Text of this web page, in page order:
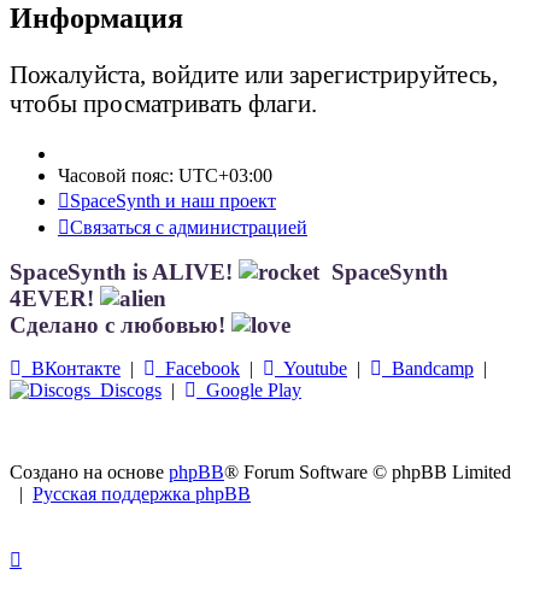
Информация
Пожалуйста, войдите или зарегистрируйтесь,
чтобы просматривать флаги.
Часовой пояс: UTC+03:00
SpaceSynth и наш проект
Связаться с администрацией
SpaceSynth is ALIVE!
SpaceSynth
4EVER!
Сделано с любовью!
ВКонтакте | Facebook | Youtube | Bandcamp |
Discogs | Google Play
Создано на основе phpBB® Forum Software © phpBB Limited
| Русская поддержка phpBB